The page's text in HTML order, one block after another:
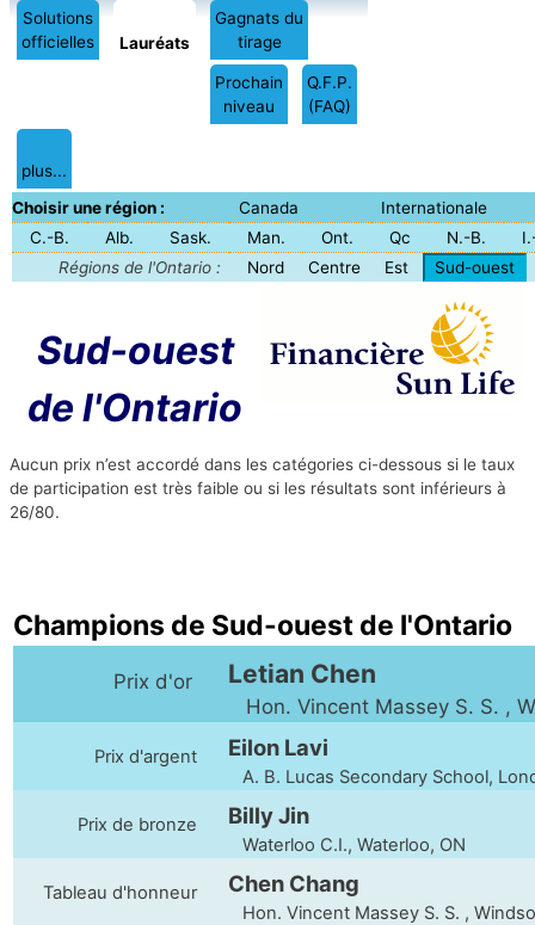
Solutions
officielles
Lauréats
Gagnats du
tirage
Prochain
niveau
Q.F.P.
(FAQ)
plus...
Choisir une région :
Canada
Internationale
C.-B.
Alb. Sask. Man. Ont. Qc N.-B.
Régions de l'Ontario :
Nord Centre Est Sud-ouest
Sud-ouest
de l'Ontario
Aucun prix n’est accordé dans les catégories ci-dessous si le taux
de participation est très faible ou si les résultats sont inférieurs à
26/80.
Champions de Sud-ouest de l'Ontario
Prix d'or Letian Chen
Hon. Vincent Massey S. S. ,
Prix d'argent Eilon Lavi
A. B. Lucas Secondary School,
Prix de bronze Billy Jin
Waterloo C.I., Waterloo, ON
Tableau d'honneur Chen Chang
Hon. Vincent Massey S. S. ,